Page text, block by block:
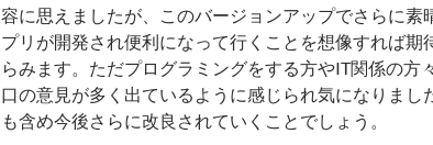
容に思えましたが、このバージョンアップでさらに素
プリが開発され便利になって行くことを想像すれば期
らみます。ただプログラミングをする方やIT関係の方
口の意見が多く出ているように感じられ気になりまし
も含め今後さらに改良されていくことでしょう。